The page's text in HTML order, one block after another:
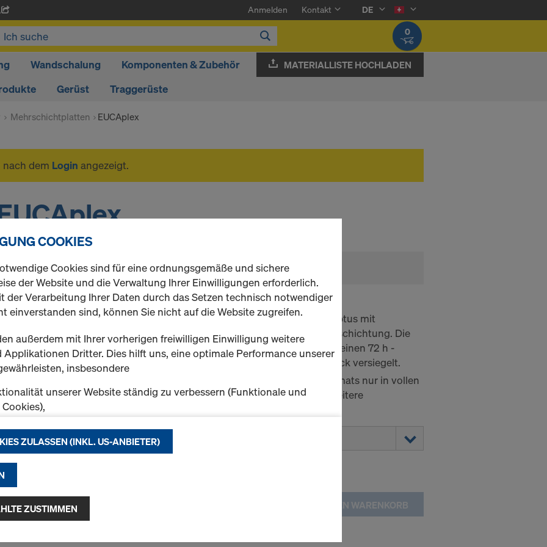
Anmelden Kontakt
DE
0
Wandschalung
Komponenten & Zubehör
Gerüst Traggerüste
MATERIALLISTE HOCHLADEN
Mehrschichtplatten EUCAplex
dem Login angezeigt.
1 Produkte gefunden Meist gesucht
EUCAplex plus F/F d.b. 240 21mm
Sperrholzplatte aus chinesischem Eukalyptus mit
beidseitiger 240 g/m² Phenolharz-Filmbeschichtung. Die
Phenolharzverleimung der Platte besteht einen 72 h -
Kochtest. Die Kanten sind mit Acrylharzlack versiegelt.
: Online-Bestellung des Grossformats nur in vollen
Lkw-Zügen möglich (keine Lagerware). Weitere
Variante auswählen
IN DEN WARENKORB
COOKIES
Cookies sind für eine ordnungsgemäße und sichere
der Website und die Verwaltung Ihrer Einwilligungen erforderlich.
der Verarbeitung Ihrer Daten durch das Setzen technisch notwendiger
einverstanden sind, können Sie nicht auf die Website zugreifen.
außerdem mit Ihrer vorherigen freiwilligen Einwilligung weitere
Applikationen Dritter. Dies hilft uns, eine optimale Performance unserer
insbesondere
unserer Website ständig zu verbessern (Funktionale und
(Funktionale und Statistik-Cookies) oder
Werbung für Sie als User auf bestimmten Plattformen zu schalten
Cookies).
"Alle Cookies zulassen (inkl. US-Anbieter)" klicken, stimmen Sie der
Verwendung aller Cookies zu. Indem Sie auf "Ausgewählte
stimmen Sie den von Ihnen mit den Checkboxen ausgewählten
ZULASSEN (INKL. US-ANBIETER)
ZUSTIMMEN